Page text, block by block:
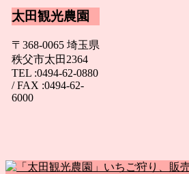
太田観光農園
〒368-0065 埼玉県
秩父市太田2364
TEL :0494-62-0880
/ FAX :0494-62-
6000